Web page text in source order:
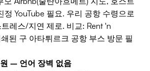
정 YouTube 필요. 우리 공항 수령으로
레스/지연 제로. 비교: Rent 'n
된 구 아타튀르크 공항 부스 방문 필
– 언어 장벽 없음